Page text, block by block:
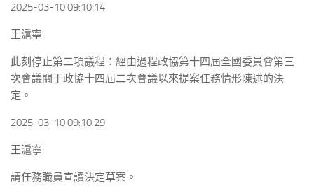
2025-03-10 09:10:14
王滬寧:
此刻停止第二項議程：經由過程政協第十四屆全國委員會第三
次會議關于政協十四屆二次會議以來提案任務情形陳述的決
定。
2025-03-10 09:10:29
王滬寧:
請任務職員宣讀決定草案。